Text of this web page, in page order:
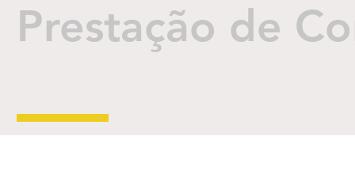
Prestação de